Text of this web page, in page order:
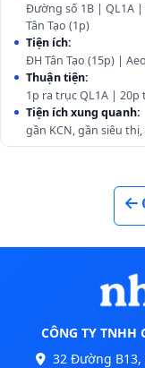
Đường số 1B | QL1A |
Tân Tạo (1p)
Tiện ích:
ĐH Tân Tạo (15p) |
Thuận tiện:
1p ra trục QL1A | 20p
Tiện ích xung quanh:
gần KCN, gần siêu
CÔNG TY TNHH
32 Đường B13,